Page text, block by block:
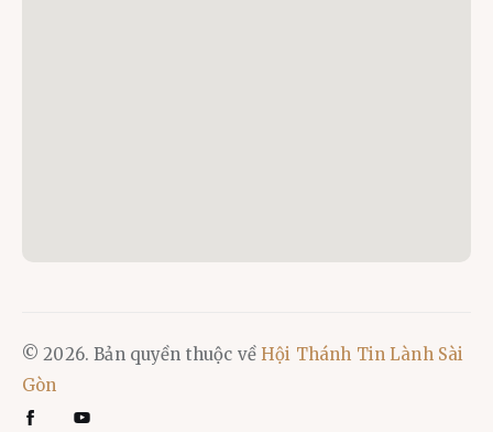
© 2026. Bản quyền thuộc vềHội Thánh Tin Lành Sài
Gòn